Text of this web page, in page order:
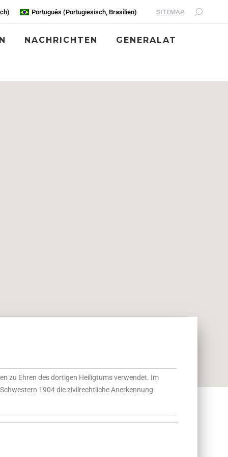
) Português (Portugiesisch, Brasilien) SITEMAP
NACHRICHTEN GENERALAT
zu Ehren des dortigen Heiligtums verwendet. Im
1904 die zivilrechtliche Anerkennung